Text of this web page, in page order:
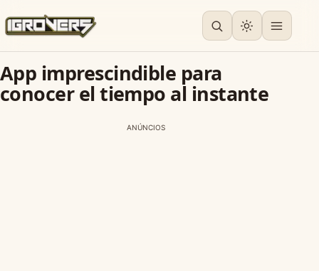
App imprescindible para
conocer el tiempo al instante
ANÚNCIOS